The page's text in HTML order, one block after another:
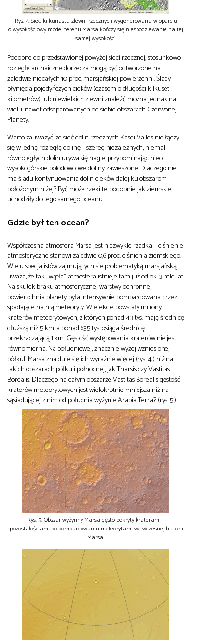
Rys. 4. Sieć kilkunastu zlewni rzecznych wygenerowana w oparciu
o wysokościowy model terenu Marsa kończy się niespodziewanie na tej
samej wysokości.
Podobne do przedstawionej powyżej sieci rzecznej, stosunkowo
rozległe archaiczne dorzecza mogą być odtworzone na
zaledwie niecałych 10 proc. marsjańskiej powierzchni. Ślady
płynięcia pojedyńczych cieków (czasem o długości kilkuset
kilometrów) lub niewielkich zlewni znaleźć można jednak na
wielu, nawet odseparowanych od siebie obszarach Czerwonej
Planety.
Warto zauważyć, że sieć dolin rzecznych Kasei Valles nie łączy
się w jedną rozległą dolinę – szereg niezależnych, niemal
równoległych dolin urywa się nagle, przypominając nieco
wysokogórskie polodowcowe doliny zawieszone. Dlaczego nie
ma śladu kontynuowania dolin cieków dalej ku obszarom
położonym niżej? Być może rzeki te, podobnie jak ziemskie,
uchodziły do tego samego oceanu.
Gdzie był ten ocean?
Współczesna atmosfera Marsa jest niezwykle rzadka – ciśnienie
atmosferyczne stanowi zaledwie 0,6 proc. ciśnienia ziemskiego.
Wielu specjalistów zajmujących sie problematyką marsjańską
uważa, że tak „wątła” atmosfera istnieje tam już od ok. 3 mld lat.
Na skutek braku atmosferycznej warstwy ochronnej
powierzchnia planety była intensywnie bombardowana przez
spadające na nią meteoryty. W efekcie powstały miliony
kraterów meteorytowych, z których ponad 43 tys. mają średnicę
dłuższą niż 5 km, a ponad 635 tys. osiąga średnicę
przekraczającą 1 km. Gęstość występowania kraterów nie jest
równomierna. Na południowej, znacznie wyżej wzniesionej
półkuli Marsa znajduje się ich wyraźnie więcej (rys. 4.) niż na
takich obszarach półkuli północnej, jak Tharsis czy Vastitas
Borealis.Dlaczego na całym obszarze Vastitas Borealis gęstość
kraterów meteorytowych jest wielokrotnie mniejsza niż na
sąsiadującej z nim od południa wyżynie Arabia Terra? (rys. 5.).
Rys. 5. Obszar wyżynny Marsa gęsto pokryty kraterami –
pozostałościami po bombardowaniu meteorytami we wczesnej historii
Marsa.